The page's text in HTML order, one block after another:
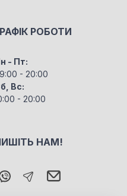
РОБОТИ
- Пт:
- 20:00
Вс:
- 20:00
НАМ!